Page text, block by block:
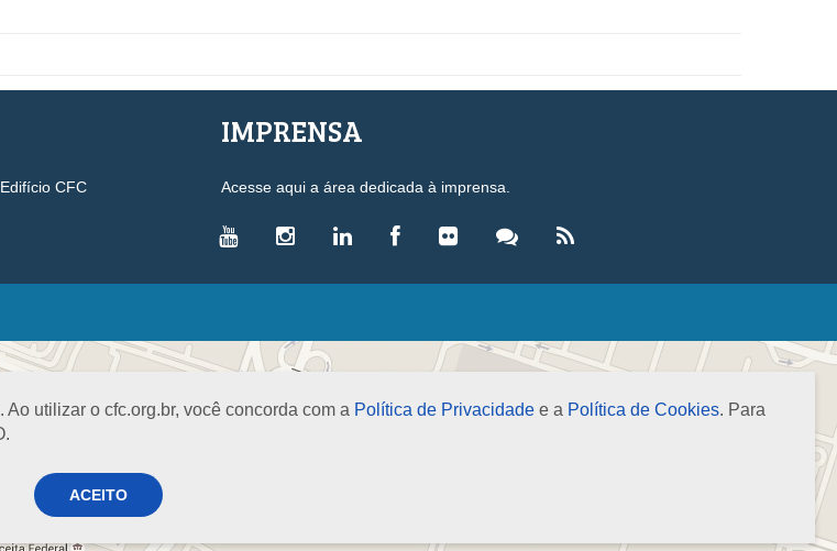
utilizar o cfc.org.br, você concorda com a Política de Privacidade e a Política de Cookies. Para
ACEITO
CFC
IMPRENSA
Acesse aqui a área dedicada à imprensa.
Profissional
Ética e Disciplina
LEGISLAÇÃO
Leis
Decretos-Lei